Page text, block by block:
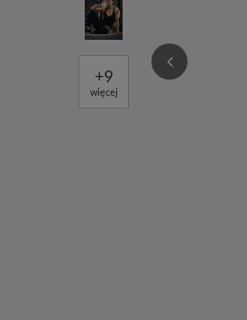
+9
więcej